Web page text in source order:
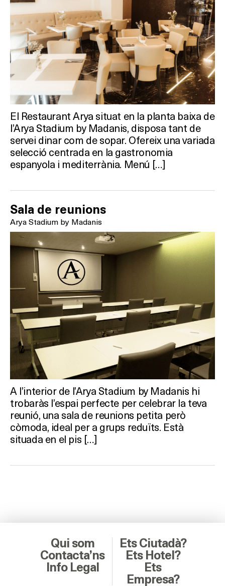
El Restaurant Arya situat en la planta baixa de
l’Arya Stadium by Madanis, disposa tant de
servei dinar com de sopar. Ofereix una variada
selecció centrada en la gastronomia
espanyola i mediterrània. Menú […]
Sala de reunions
Arya Stadium by Madanis
A l’interior de l’Arya Stadium by Madanis hi
trobaràs l’espai perfecte per celebrar la teva
reunió, una sala de reunions petita però
còmoda, ideal per a grups reduïts. Està
situada en el pis […]
Qui som
Contacta’ns
Info Legal
Ets Ciutadà?
Ets Hotel?
Ets
Empresa?